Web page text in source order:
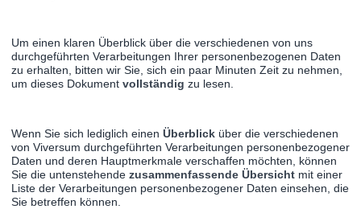
Um einen klaren Überblick über die verschiedenen von uns
durchgeführten Verarbeitungen Ihrer personenbezogenen Daten
zu erhalten, bitten wir Sie, sich ein paar Minuten Zeit zu nehmen,
um dieses Dokument vollständig zu lesen.
Wenn Sie sich lediglich einen Überblick über die verschiedenen
von Viversum durchgeführten Verarbeitungen personenbezogener
Daten und deren Hauptmerkmale verschaffen möchten, können
Sie die untenstehende zusammenfassende Übersicht mit einer
Liste der Verarbeitungen personenbezogener Daten einsehen, die
Sie betreffen können.